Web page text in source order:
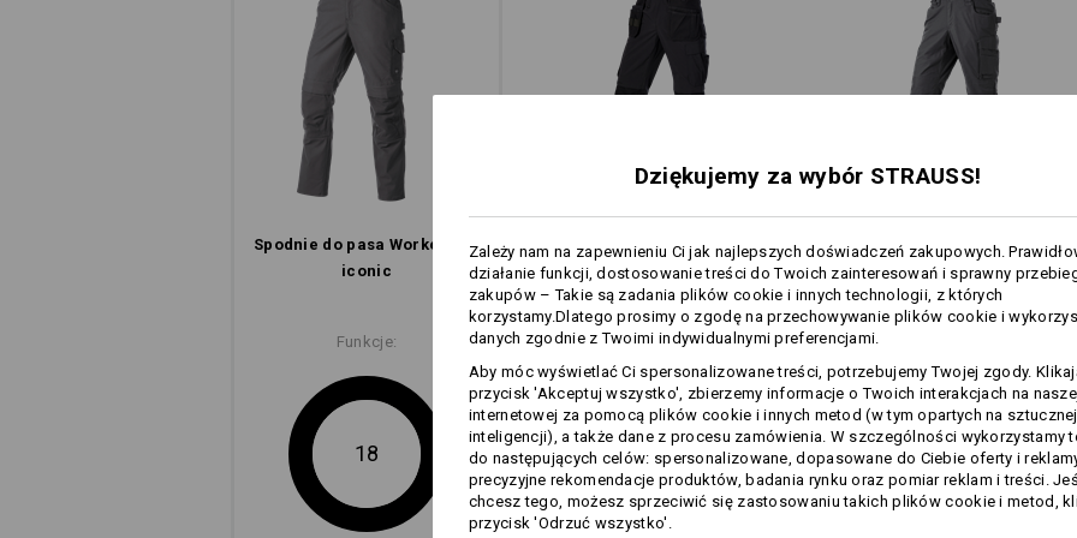
lewa nogawka: duża kieszeń
i krytym zapięciem na
kieszeń na nakolanniki z
wzmocniona strefa kolan w
zakończenia nogawek
szczególnie narażone
Materiał:
1. Materiał wierzchni 98% Bawełna /
2. Materiał wierzchni 100% Poliamid
Wskazówki pielęgnacyjne:
Prać w pralce w temperaturze
40°C
Suszyć w suszarce w niskiej
temperaturze
Nie czyścić na sucho
więcej
W MODNYM
WYDANIU
e.s.iconic, oto odziez robocza z charakterem: tradycyjna,
prawdziwa, solidna – i po prostu niesamowicie autentyczna.
Wytrzymale tkaniny polaczono z wysokim komfortem noszenia,
a wyraziste i proste wzornictwo uzupelniono o praktyczne
wyposazenie i przemyslane dodatki – tak powstala odziez, która
jest tradycyjna, a zarazem nowoczesna. Odziez robocza rzadko
bywa tak swobodna, tradycyjna, a zarazem nowoczesna.
1 / 4
Spodnie do pasa Worker e.s.​
iconic
Funkcje:
18
Stretch spodnie do pasa
kaburami e.s.​line.​core
Spodnie do pasa e.s.​e:pic
ripstop
Wspólne funkcje:
15 15
Dziękujemy za wybór STRAUSS!
Zależy nam na zapewnieniu Ci jak najlepszych doświadczeń zakupowych.
działanie funkcji, dostosowanie treści do Twoich zainteresowań i sprawny
zakupów – Takie są zadania plików cookie i innych technologii, z których
korzystamy.Dlatego prosimy o zgodę na przechowywanie plików cookie i
danych zgodnie z Twoimi indywidualnymi preferencjami.
Aby móc wyświetlać Ci spersonalizowane treści, potrzebujemy Twojej zgody.
przycisk 'Akceptuj wszystko', zbierzemy informacje o Twoich interakcjach na
internetowej za pomocą plików cookie i innych metod (w tym opartych na sztucznej
inteligencji), a także dane z procesu zamówienia. W szczególności wykorzystamy
do następujących celów: spersonalizowane, dopasowane do Ciebie oferty i
precyzyjne rekomendacje produktów, badania rynku oraz pomiar reklam i treści.
chcesz tego, możesz sprzeciwić się zastosowaniu takich plików cookie i metod,
przycisk 'Odrzuć wszystko'.